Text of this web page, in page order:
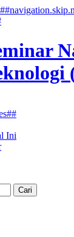
Ini
Cari